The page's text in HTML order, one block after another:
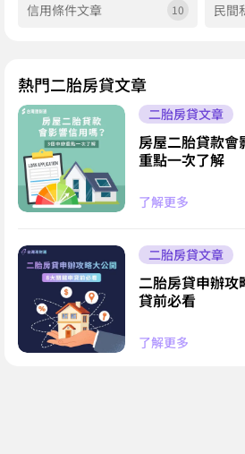
信用條件文章 10 民間
熱門二胎房貸文章
二胎房貸文章
房屋二胎貸款
重點一次了解
了解更多
二胎房貸文章
二胎房貸申辦攻
貸前必看
了解更多